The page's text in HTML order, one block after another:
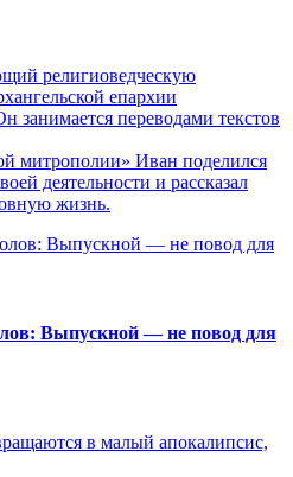
религиоведческую
епархии
занимается переводами текстов
митрополии» Иван поделился
деятельности и рассказал
жизнь.
Выпускной — не повод для
в малый апокалипсис,